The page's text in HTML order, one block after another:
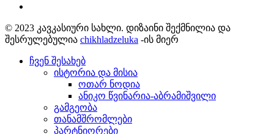
© 2023 კავკასიური სახლი. დიზაინი შექმნილია და
შესრულებულია chikhladzeluka -ის მიერ
ჩვენ შესახებ
ისტორია და მისია
ოთარ ნოდია
ანიკო წვინარია-აბრამიშვილი
გამგეობა
თანამშრომლები
პარტნიორები